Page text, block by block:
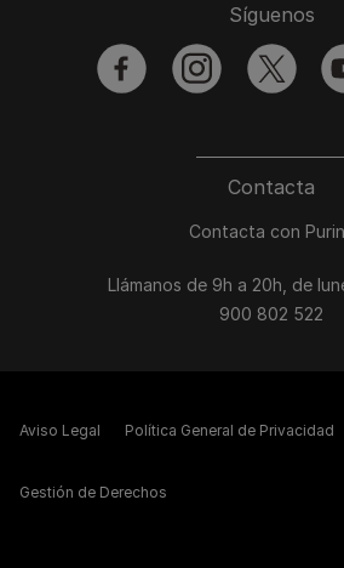
Contacta
Contacta con
Llámanos de 9h a 20h, de
900 802 522
Síguenos
facebookinstagramtwitter
Aviso Legal Política General de Privacidad
Gestión de Derechos